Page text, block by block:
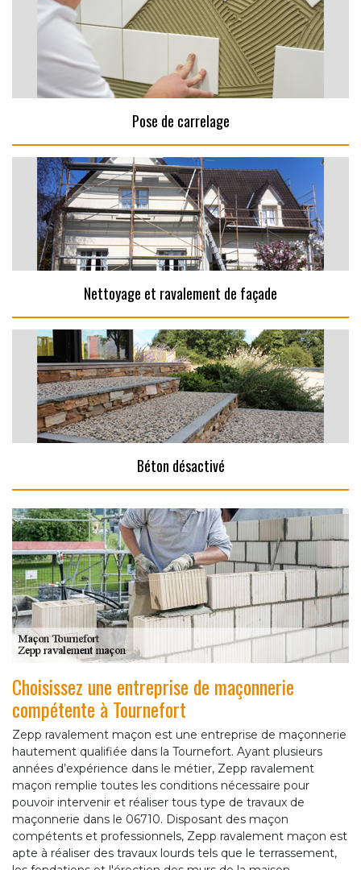
Pose de carrelage
Nettoyage et ravalement de façade
Béton désactivé
Choisissez une entreprise de maçonnerie
compétente à Tournefort
Zepp ravalement maçon est une entreprise de maçonnerie
hautement qualifiée dans la Tournefort. Ayant plusieurs
années d’expérience dans le métier, Zepp ravalement
maçon remplie toutes les conditions nécessaire pour
pouvoir intervenir et réaliser tous type de travaux de
maçonnerie dans le 06710. Disposant des maçon
compétents et professionnels, Zepp ravalement maçon est
apte à réaliser des travaux lourds tels que le terrassement,